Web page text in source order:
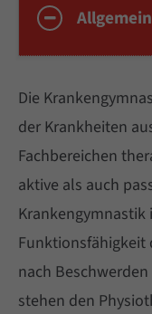
Cybersteel Inc.
San Francisco,
Have any
+44 1234
Drop us a
Die
der Krankheiten
Fachbereichen
aktive als auch
Krankengymnastik
Funktionsfähigkeit
nach
stehen den